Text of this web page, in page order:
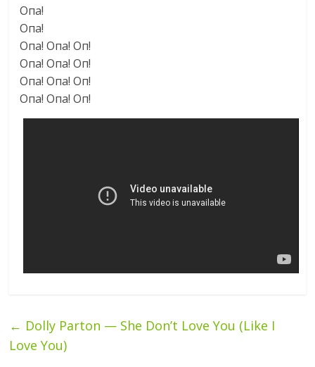
Опа!
Опа!
Опа! Опа! Оп!
Опа! Опа! Оп!
Опа! Опа! Оп!
Опа! Опа! Оп!
← Dolly Parton — She Don’t Love You (Like I
Love You)